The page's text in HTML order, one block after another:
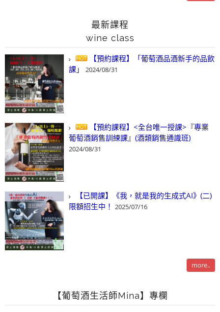
最新課程
wine class
【預約課程】「葡萄酒品酒新手的品飲
課」
2024/08/31
【預約課程】<全台唯一授課>『專業
葡萄酒銷售訓練課』(酒類銷售通識班)
2024/08/31
【已開課】《我，就是我的生成式AI》(二)
限額招生中！ 2025/07/16
more..
【葡萄酒生活師Mina】專欄